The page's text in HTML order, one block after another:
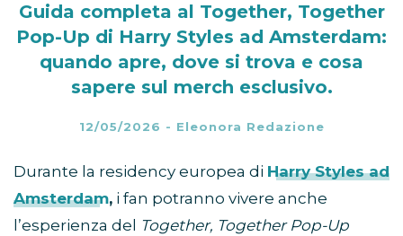
Guida completa al Together, Together
Pop-Up di Harry Styles ad Amsterdam:
quando apre, dove si trova e cosa
sapere sul merch esclusivo.
12/05/2026 - Eleonora Redazione
Durante la residency europea di Harry Styles ad
Amsterdam, i fan potranno vivere anche
l’esperienza del
Together, Together Pop-Up